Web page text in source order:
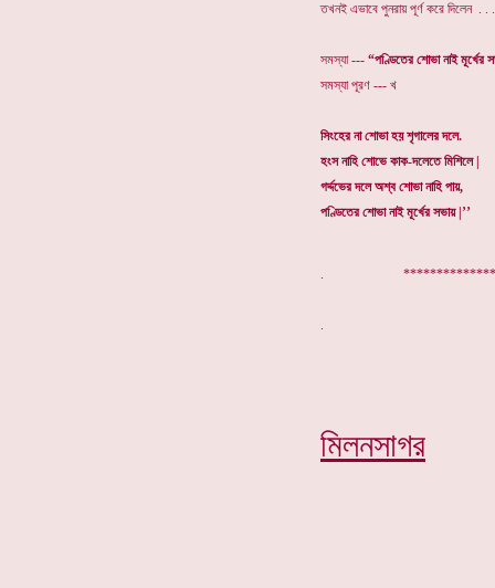
.
মিলনসাগর
তখনই এভাবে পুনরায় পূর্ণ করে দিলেন . . .
সমস্যা --- “পণ্ডিতের শোভা নাই মূর্খের
সমস্যা পূরণ --- খ
সিংহের না শোভা হয় শৃগালের দলে.
হংস নাহি শোভে কাক-দলেতে মিশিলে |
গর্দ্দভের দলে অশ্ব শোভা নাহি পায়,
পণ্ডিতের শোভা নাই মূর্খের সভায় |’’